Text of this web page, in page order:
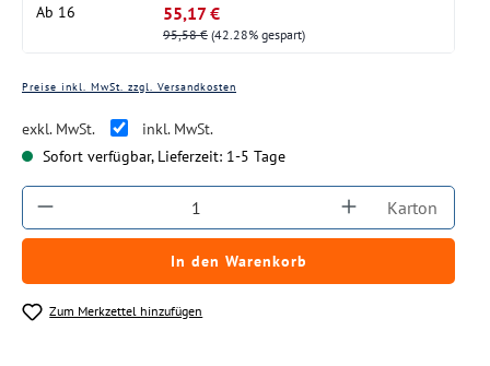
Ab 16 55,17 €
95,58 € (42.28% gespart)
Preise inkl. MwSt. zzgl. Versandkosten
exkl. MwSt.
inkl. MwSt.
Sofort verfügbar, Lieferzeit: 1-5 Tage
Produkt Anzahl: Gib den gewünschten
Karton
In den Warenkorb
Zum Merkzettel hinzufügen